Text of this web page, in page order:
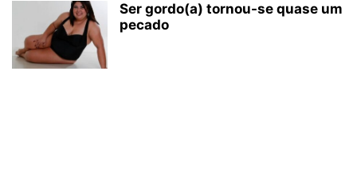
Ser gordo(a) tornou-se quase um
pecado